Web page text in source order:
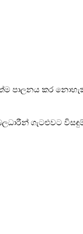
පාලනය කර
ගැටළුවට